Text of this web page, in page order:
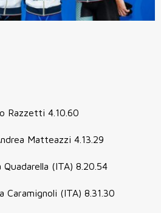
Razzetti 4.10.60
Matteazzi 4.13.29
(ITA) 8.20.54
(ITA) 8.31.30